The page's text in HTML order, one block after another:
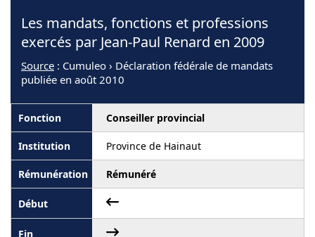
Les mandats, fonctions et professions
exercés par Jean-Paul Renard en 2009
Source : Cumuleo › Déclaration fédérale de mandats
publiée en août 2010
Conseiller provincial
Province de Hainaut
Rémunéré